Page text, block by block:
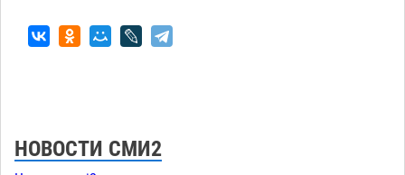
НОВОСТИ СМИ2